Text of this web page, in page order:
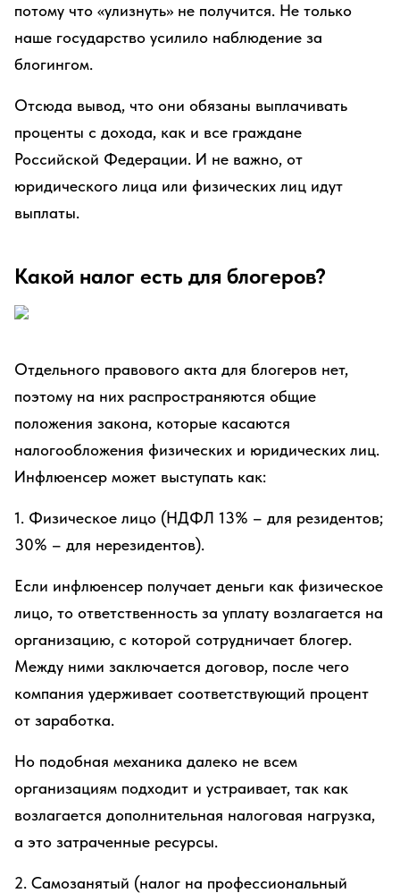
потому что «улизнуть» не получится. Не только
наше государство усилило наблюдение за
блогингом.
Отсюда вывод, что они обязаны выплачивать
проценты с дохода, как и все граждане
Российской Федерации. И не важно, от
юридического лица или физических лиц идут
выплаты.
Какой налог есть для блогеров?
Отдельного правового акта для блогеров нет,
поэтому на них распространяются общие
положения закона, которые касаются
налогообложения физических и юридических лиц.
Инфлюенсер может выступать как:
1. Физическое лицо (НДФЛ 13% – для резидентов;
30% – для нерезидентов).
Если инфлюенсер получает деньги как физическое
лицо, то ответственность за уплату возлагается на
организацию, с которой сотрудничает блогер.
Между ними заключается договор, после чего
компания удерживает соответствующий процент
от заработка.
Но подобная механика далеко не всем
организациям подходит и устраивает, так как
возлагается дополнительная налоговая нагрузка,
а это затраченные ресурсы.
2. Самозанятый (налог на профессиональный